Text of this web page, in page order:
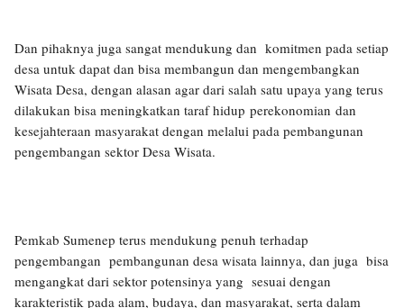
Dan pihaknya juga sangat mendukung dan komitmen pada setiap
desa untuk dapat dan bisa membangun dan mengembangkan
Wisata Desa, dengan alasan agar dari salah satu upaya yang terus
dilakukan bisa meningkatkan taraf hidup perekonomian dan
kesejahteraan masyarakat dengan melalui pada pembangunan
pengembangan sektor Desa Wisata.
Pemkab Sumenep terus mendukung penuh terhadap
pengembangan pembangunan desa wisata lainnya, dan juga bisa
mengangkat dari sektor potensinya yang sesuai dengan
karakteristik pada alam, budaya, dan masyarakat, serta dalam